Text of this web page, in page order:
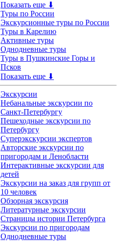
Показать еще ⬇
Туры по России
Экскурсионные туры по России
Туры в Карелию
Активные туры
Однодневные туры
Туры в Пушкинские Горы и
Псков
Показать еще ⬇
Экскурсии
Небанальные экскурсии по
Санкт-Петербургу
Пешеходные экскурсии по
Петербургу
Суперэкскурсии экспертов
Авторские экскурсии по
пригородам и Ленобласти
Интерактивные экскурсии для
детей
Экскурсии на заказ для групп от
10 человек
Обзорная экскурсия
Литературные экскурсии
Страницы истории Петербурга
Экскурсии по пригородам
Однодневные туры